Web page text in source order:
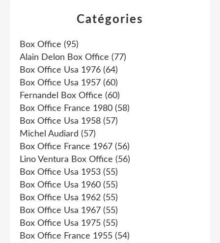
Catégories
Box Office (95)
Alain Delon Box Office (77)
Box Office Usa 1976 (64)
Box Office Usa 1957 (60)
Fernandel Box Office (60)
Box Office France 1980 (58)
Box Office Usa 1958 (57)
Michel Audiard (57)
Box Office France 1967 (56)
Lino Ventura Box Office (56)
Box Office Usa 1953 (55)
Box Office Usa 1960 (55)
Box Office Usa 1962 (55)
Box Office Usa 1967 (55)
Box Office Usa 1975 (55)
Box Office France 1955 (54)